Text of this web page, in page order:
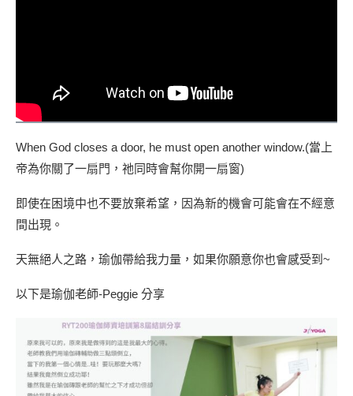
When God closes a door, he must open another window.(當上
帝為你關了一扇門，祂同時會幫你開一扇窗)
即使在困境中也不要放棄希望，因為新的機會可能會在不經意
間出現。
天無絕人之路，瑜伽帶給我力量，如果你願意你也會感受到~
以下是瑜伽老師-Peggie 分享